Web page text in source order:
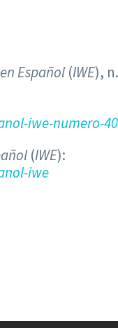
Español (IWE),
iwe-numero-
(IWE):
iwe